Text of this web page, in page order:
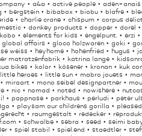
a4a active people aden+anais
bergstein bibabox biobu blafre
charlie crane chispum corpus
donkey products dopper dorel
elements for kids engelpunt. erzi
global affairs gloco holzwaren goki
weiss heyhome hohenfried hugus
matratzenfabrik katrina lange
bikes kolor kösener kronan kuk
little heroes little sun mabro jouets
miraart mono seibel designpartner
nic nomad noted nowishere
pappnase parkhaus perludi peter
playsam our childrens gorilla
raumgestalt redecker
schwalbe sebra seed seimi
spiel stabil spiel.end staedtler